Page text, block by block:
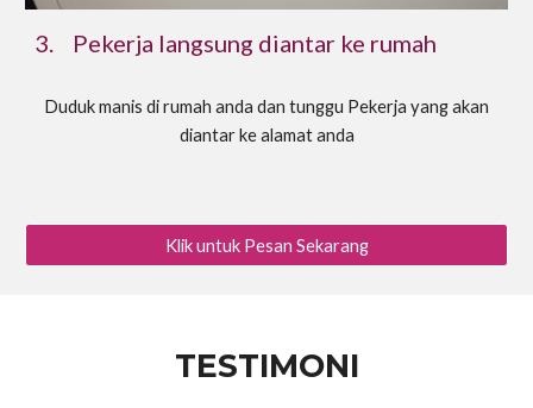
3. Pekerja langsung diantar ke rumah
Duduk manis di rumah anda dan tunggu Pekerja yang akan
diantar ke alamat anda
Klik untuk Pesan Sekarang
TESTIMONI